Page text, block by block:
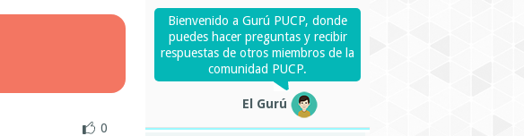
0
Bienvenido a Gurú PUCP, donde
puedes hacer preguntas y recibir
respuestas de otros miembros de la
comunidad PUCP.
El Gurú